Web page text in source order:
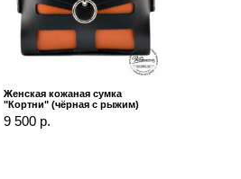
Женская кожаная сумка
"Кортни" (чёрная с рыжим)
9 500 р.